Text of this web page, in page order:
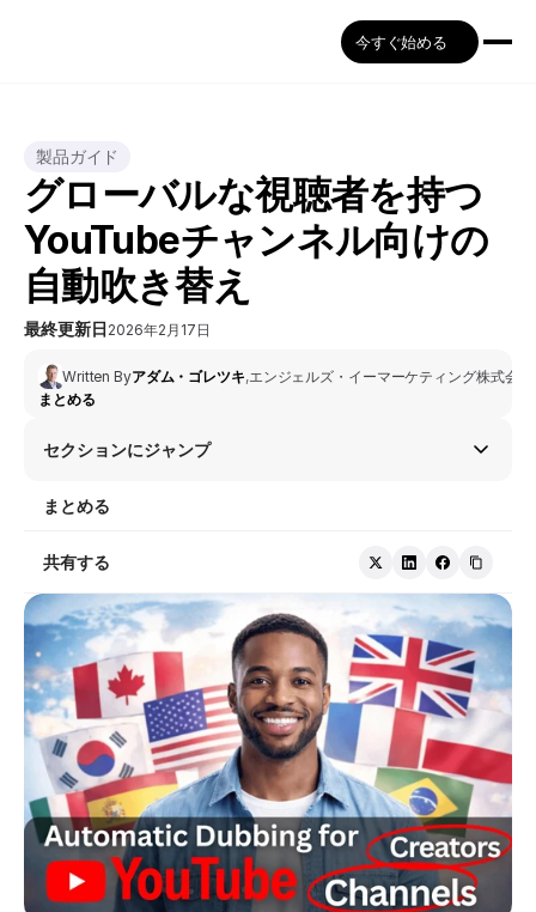
今すぐ始める
製品ガイド
グローバルな視聴者を持つ
YouTubeチャンネル向けの
自動吹き替え
最終更新日 2026年2月17日
Written Byアダム・ゴレツキ,エンジェルズ・イーマーケティング株式会
まとめる
セクションにジャンプ
まとめる
共有する